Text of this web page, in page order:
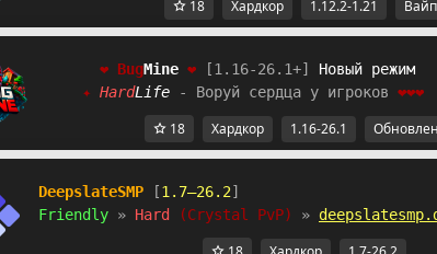
18 Хардкор 1.12.2-1.21 Вайп
❤ BugMine ❤ [1.16-26.1+] Новый режим
✦ HardL ife - Воруй сердца у игроков ❤❤❤
18 Хардкор 1.16-26.1
DeepslateSMP [1.7–26.2]
Friendly » Hard (Crystal PvP) »